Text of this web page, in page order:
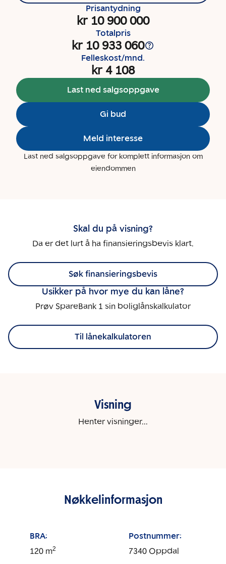
Prisantydning
kr 10 900 000
Totalpris
kr 10 933 060
Felleskost/mnd.
kr 4 108
Last ned salgsoppgave
Gi bud
Meld interesse
Last ned salgsoppgave for komplett informasjon om
eiendommen
Skal du på visning?
Da er det lurt å ha finansieringsbevis klart.
Søk finansieringsbevis
Usikker på hvor mye du kan låne?
Prøv SpareBank 1 sin boliglånskalkulator
Til lånekalkulatoren
Visning
Henter visninger...
Nøkkelinformasjon
BRA:
120 m2
Postnummer:
7340 Oppdal